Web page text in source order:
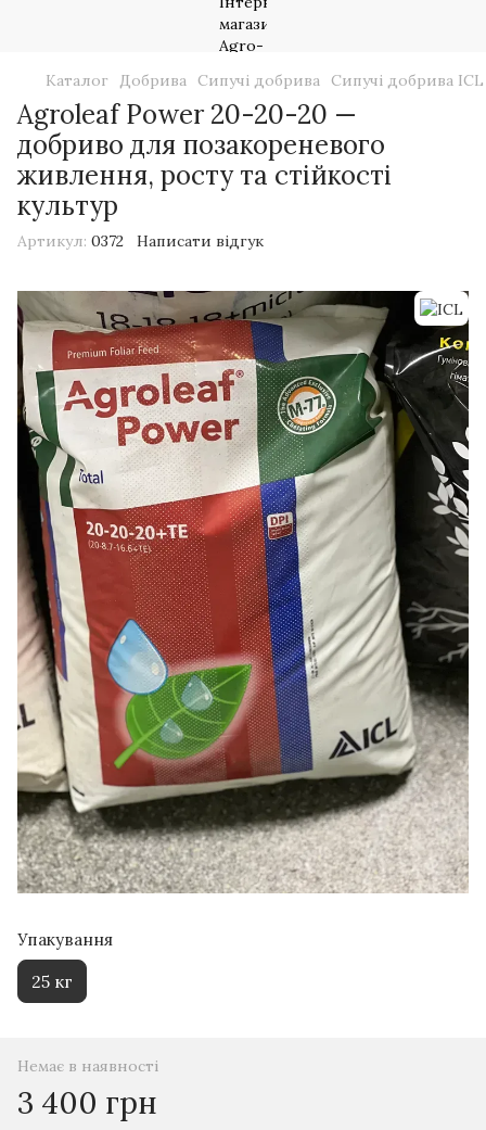
Каталог Добрива Сипучі добрива Сипучі добрива ICL
Agroleaf Power 20-20-20 —
добриво для позакореневого
живлення, росту та стійкості
культур
Артикул: 0372 Написати відгук
Упакування
25 кг
Немає в наявності
3 400 грн